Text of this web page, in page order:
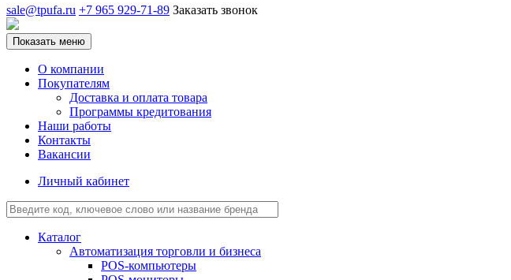
sale@tpufa.ru +7 965 929-71-89 Заказать звонок
Показать меню
О компании
Покупателям
Доставка и оплата товара
Программы кредитования
Наши работы
Контакты
Вакансии
Личный кабинет
Каталог
Автоматизация торговли и бизнеса
POS-компьютеры